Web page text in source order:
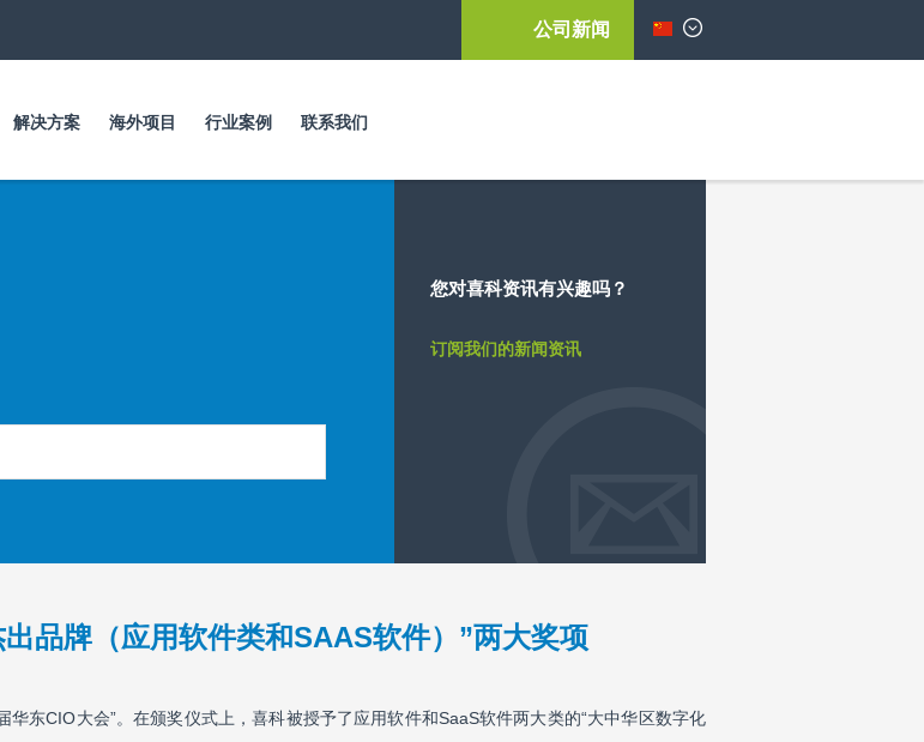
到
要
内
公司新闻
解决方案 海外项目 行业案例 联系我们
您对喜科资讯有兴趣吗？
订阅我们的新闻资讯
品牌（应用软件类和SAAS软件）”两大奖项
东CIO大会”。在颁奖仪式上，喜科被授予了应用软件和SaaS软件两大类的“大中华区数字化